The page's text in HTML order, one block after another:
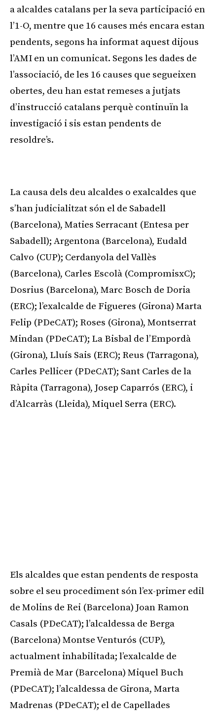
a alcaldes catalans per la seva participació en
l’1-O, mentre que 16 causes més encara estan
pendents, segons ha informat aquest dijous
l’AMI en un comunicat. Segons les dades de
l’associació, de les 16 causes que segueixen
obertes, deu han estat remeses a jutjats
d’instrucció catalans perquè continuïn la
investigació i sis estan pendents de
resoldre’s.
La causa dels deu alcaldes o exalcaldes que
s’han judicialitzat són el de Sabadell
(Barcelona), Maties Serracant (Entesa per
Sabadell); Argentona (Barcelona), Eudald
Calvo (CUP); Cerdanyola del Vallès
(Barcelona), Carles Escolà (CompromisxC);
Dosrius (Barcelona), Marc Bosch de Doria
(ERC); l’exalcalde de Figueres (Girona) Marta
Felip (PDeCAT); Roses (Girona), Montserrat
Mindan (PDeCAT); La Bisbal de l’Empordà
(Girona), Lluís Sais (ERC); Reus (Tarragona),
Carles Pellicer (PDeCAT); Sant Carles de la
Ràpita (Tarragona), Josep Caparrós (ERC), i
d’Alcarràs (Lleida), Miquel Serra (ERC).
Els alcaldes que estan pendents de resposta
sobre el seu procediment són l’ex-primer edil
de Molins de Rei (Barcelona) Joan Ramon
Casals (PDeCAT); l’alcaldessa de Berga
(Barcelona) Montse Venturós (CUP),
actualment inhabilitada; l’exalcalde de
Premià de Mar (Barcelona) Miquel Buch
(PDeCAT); l’alcaldessa de Girona, Marta
Madrenas (PDeCAT); el de Capellades